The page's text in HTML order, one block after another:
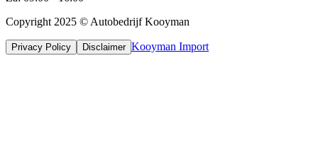
Copyright 2025 © Autobedrijf Kooyman
Privacy Policy Disclaimer Kooyman Import